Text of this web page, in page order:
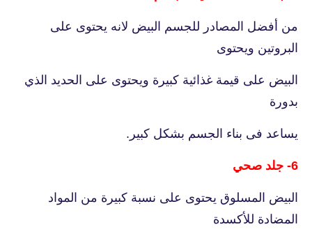
من أفضل المصادر للجسم البيض لانه يحتوى على
البروتين ويحتوى
البيض على قيمة غذائية كبيرة ويحتوى على الحديد الذي
بدورة
يساعد فى بناء الجسم بشكل كبير.
6- جلد صحي
البيض المسلوق يحتوى على نسبة كبيرة من المواد
المضادة للأكسدة